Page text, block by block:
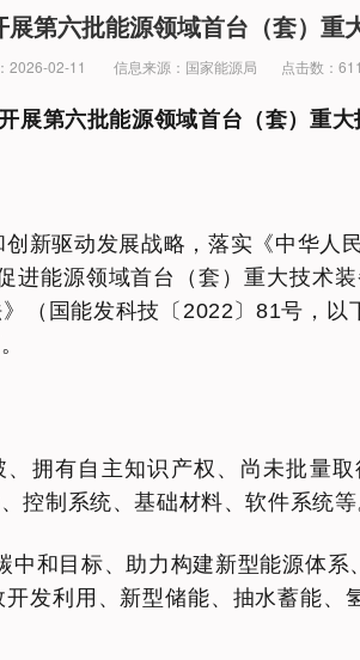
第六批能源领域首台（套）重
2026-02-11 信息来源：国家能源局 点击数：611
展第六批能源领域首台（套）重
新驱动发展战略，落实《中华人
进能源领域首台（套）重大技术
（国能发科技〔2022〕81号，
拥有自主知识产权、尚未批量
控制系统、基础材料、软件系统等
中和目标、助力构建新型能源体
发利用、新型储能、抽水蓄能